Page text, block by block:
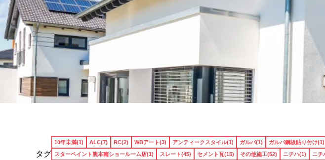
タグ
10年未満(1) ALC(7) RC(2) WBアート(3) アンティークスタイル(1) ガルバ(1) ガルバ鋼板貼り付け(1)
スターペイント熊本南ショールーム店(1)
スレート(45) セメント瓦(15) その他施工(52) ニチハ(1) ニチ